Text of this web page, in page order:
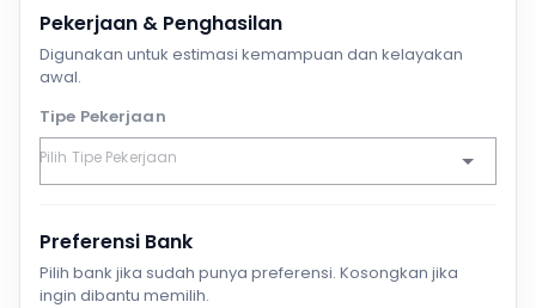
Pekerjaan & Penghasilan
Digunakan untuk estimasi kemampuan dan kelayakan
awal.
Tipe Pekerjaan
Preferensi Bank
Pilih bank jika sudah punya preferensi. Kosongkan jika
ingin dibantu memilih.